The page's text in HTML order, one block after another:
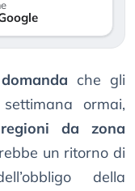
domanda che gli
ormai,
da zona
un ritorno di
della